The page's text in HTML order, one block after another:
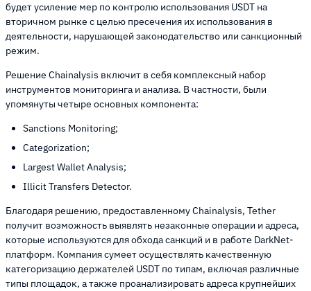
будет усиление мер по контролю использования USDT на
вторичном рынке с целью пресечения их использования в
деятельности, нарушающей законодательство или санкционный
режим.
Решение Chainalysis включит в себя комплексный набор
инструментов мониторинга и анализа. В частности, были
упомянуты четыре основных компонента:
Sanctions Monitoring;
Categorization;
Largest Wallet Analysis;
Illicit Transfers Detector.
Благодаря решению, предоставленному Chainalysis, Tether
получит возможность выявлять незаконные операции и адреса,
которые используются для обхода санкций и в работе DarkNet-
платформ. Компания сумеет осуществлять качественную
категоризацию держателей USDT по типам, включая различные
типы площадок, а также проанализировать адреса крупнейших